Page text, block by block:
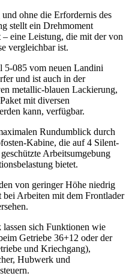
ohne die Erfordernis des
stellt ein Drehmoment
eine Leistung, die mit der von
vergleichbar ist.
5-085 vom neuen Landini
und ist auch in der
metallic-blauen Lackierung,
mit diversen
kann, verfügbar.
Rundumblick durch
Kabine, die auf 4 Silent-
Arbeitsumgebung
bietet.
von geringer Höhe niedrig
Arbeiten mit dem Frontlader
sich Funktionen wie
Getriebe 36+12 oder der
und Kriechgang),
Hubwerk und